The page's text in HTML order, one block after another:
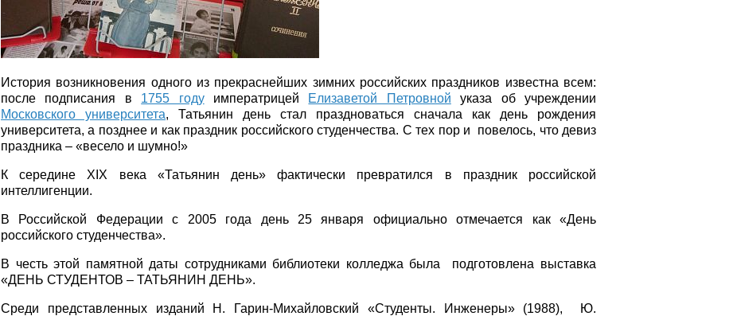
История возникновения одного из прекраснейших зимних российских праздников известна всем:
после подписания в 1755 годуимператрицей Елизаветой Петровной указа об учреждении
Московского университета, Татьянин день стал праздноваться сначала как день рождения
университета, а позднее и как праздник российского студенчества. С тех пор и повелось, что девиз
праздника – «весело и шумно!»
К середине XIX века «Татьянин день» фактически превратился в праздник российской
интеллигенции.
В Российской Федерации с 2005 года день 25 января официально отмечается как «День
российского студенчества».
В честь этой памятной даты сотрудниками библиотеки колледжа была подготовлена выставка
«ДЕНЬ СТУДЕНТОВ – ТАТЬЯНИН ДЕНЬ».
Среди представленных изданий Н. Гарин-Михайловский «Студенты. Инженеры» (1988), Ю.